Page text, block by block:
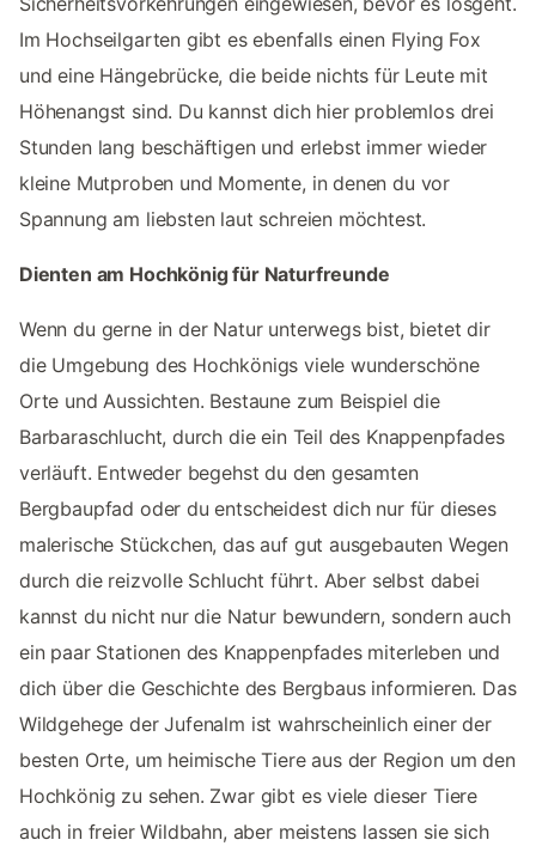
Im Hochseilgarten gibt es ebenfalls einen Flying Fox
und eine Hängebrücke, die beide nichts für Leute mit
Höhenangst sind. Du kannst dich hier problemlos drei
Stunden lang beschäftigen und erlebst immer wieder
kleine Mutproben und Momente, in denen du vor
Spannung am liebsten laut schreien möchtest.
Dienten am Hochkönig für Naturfreunde
Wenn du gerne in der Natur unterwegs bist, bietet dir
die Umgebung des Hochkönigs viele wunderschöne
Orte und Aussichten. Bestaune zum Beispiel die
Barbaraschlucht, durch die ein Teil des Knappenpfades
verläuft. Entweder begehst du den gesamten
Bergbaupfad oder du entscheidest dich nur für dieses
malerische Stückchen, das auf gut ausgebauten Wegen
durch die reizvolle Schlucht führt. Aber selbst dabei
kannst du nicht nur die Natur bewundern, sondern auch
ein paar Stationen des Knappenpfades miterleben und
dich über die Geschichte des Bergbaus informieren. Das
Wildgehege der Jufenalm ist wahrscheinlich einer der
besten Orte, um heimische Tiere aus der Region um den
Hochkönig zu sehen. Zwar gibt es viele dieser Tiere
auch in freier Wildbahn, aber meistens lassen sie sich